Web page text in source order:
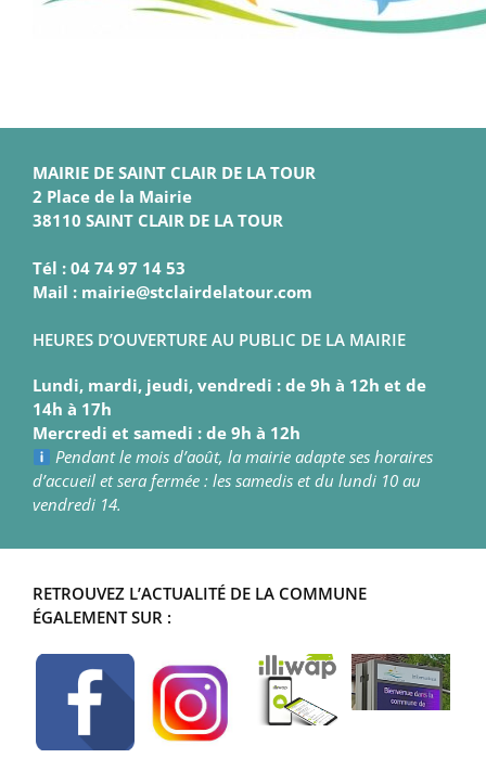
MAIRIE DE SAINT CLAIR DE LA TOUR
2 Place de la Mairie
38110 SAINT CLAIR DE LA TOUR
Tél : 04 74 97 14 53
Mail : mairie@stclairdelatour.com
HEURES D’OUVERTURE AU PUBLIC DE LA MAIRIE
Lundi, mardi, jeudi, vendredi : de 9h à 12h et de
14h à 17h
Mercredi et samedi : de 9h à 12h
Pendant le mois d’août, la mairie adapte ses horaires
d’accueil et sera fermée : les samedis et du lundi 10 au
vendredi 14.
RETROUVEZ L’ACTUALITÉ DE LA COMMUNE
ÉGALEMENT SUR :